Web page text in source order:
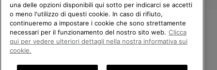
Italia
©2026Columbia Sportswear Company. Avenue des Morgines, 12 1213
Petit-Lancy Switzerland. Tutti i diritti riservati.
Politica sulla privacy Termini di utilizzo
BENVENUTO/A IN SOREL.
SELEZIONA IL TUO PAESE DI
una delle opzioni disponibili qui sotto per indicarci se accetti
o meno l'utilizzo di questi cookie. In caso di rifiuto,
continueremo a impostare i cookie che sono strettamente
necessari per il funzionamento del nostro sito web. Clicca
qui per vedere ulteriori dettagli nella nostra informativa sui
cookie.